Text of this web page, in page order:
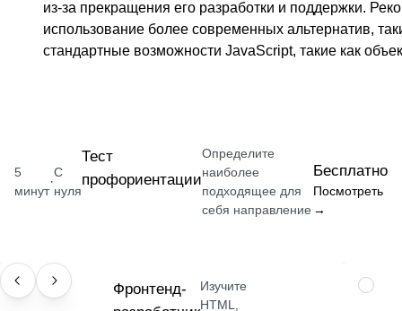
из-за прекращения его разработки и поддержки.
использование более современных альтернатив,
стандартные возможности JavaScript, такие как
5
минут
·
С
нуля
Тест
профориентации
Определите
наиболее
подходящее для
себя направление
Бесплатно
Посмотреть
→
ПРОФЕССИЯ
Фронтенд-
Изучите
HTML,
НАВЫК